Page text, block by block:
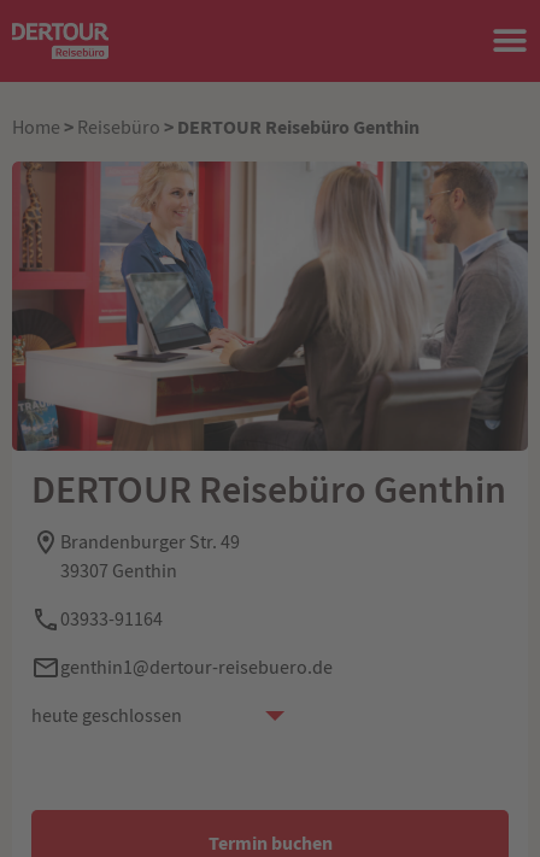
Home > Reisebüro > DERTOUR Reisebüro Genthin
DERTOUR Reisebüro Genthin
Brandenburger Str. 49
39307 Genthin
03933-91164
genthin1@dertour-reisebuero.de
heute geschlossen
Termin buchen